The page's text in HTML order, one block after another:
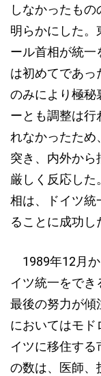
しなかったも
明らかにした。
ール首相が統
は初めてであ
のみにより極秘
ーとも調整は行
れなかったため
突き、内外から
厳しく反応し
相は、ドイツ統
ることに成功し
1989年12月か
イツ統一をで
最後の努力が傾
においてはモド
イツに移住す
の数は、医師、